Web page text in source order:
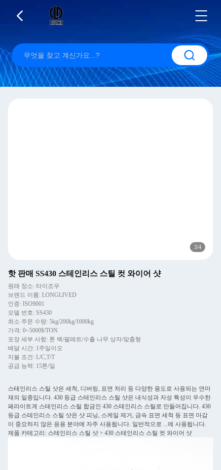
3/4
핫 판매 SS430 스테인리스 스틸 컷 와이어 샷
원래 장소: 타이조우
브랜드 이름: LONGLIVED
인증: ISO9001
모델 번호: SS430
최소 주문 수량: 5kg/200kg/1000kg
가격: 0~5000$/TON
포장 세부 사항: 톤 백/팔레트/수출 나무 상자/맞춤형
배달 시간: 1주일이오
지불 조건: L/C,T/T
공급 능력: 15톤/일
스테인리스 스틸 샷은 세척, 디버링, 표면 처리 등 다양한 용도로 사용되는 연마
재의 일종입니다. 430 등급 스테인리스 스틸 샷은 내식성과 자성 특성이 우수한
페라이트계 스테인리스 스틸 합금인 430 스테인리스 스틸로 만들어집니다. 430
등급 스테인리스 스틸 샷은 샷 피닝, 스케일 제거, 금속 표면 세척 등 표면 마감
이 중요하지 않은 응용 분야에 자주 사용됩니다. 일반적으로 ...에 사용됩니다.
제품 카테고리: 스테인리스 스틸 샷 > 430 스테인리스 스틸 컷 와이어 샷